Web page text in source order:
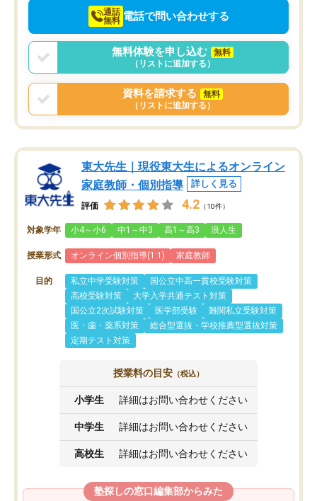
通話
無料 電話で問い合わせする
無料体験を申し込む
無料
（リストに追加する）
資料を請求する
無料
（リストに追加する）
東大先生｜現役東大生によるオンライン
家庭教師・個別指導
詳しく見る
評価 4.2 （10件）
対象学年 小4～小6 中1～中3 高1～高3 浪人生
授業形式 オンライン個別指導(1:1) 家庭教師
目的 私立中学受験対策
国公立中高一貫校受験対策
高校受験対策
大学入学共通テスト対策
国公立2次試験対策
医学部受験
難関私立受験対策
医・歯・薬系対策
総合型選抜・学校推薦型選抜対策
定期テスト対策
授業料の目安 （税込）
小学生 詳細はお問い合わせください
中学生 詳細はお問い合わせください
高校生 詳細はお問い合わせください
塾探しの窓口編集部からみた